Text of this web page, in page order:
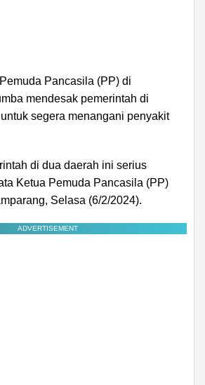
Pancasila (PP) di
mendesak pemerintah di
segera menangani penyakit
di dua daerah ini serius
Ketua Pemuda Pancasila (PP)
Selasa (6/2/2024).
ADVERTISEMENT